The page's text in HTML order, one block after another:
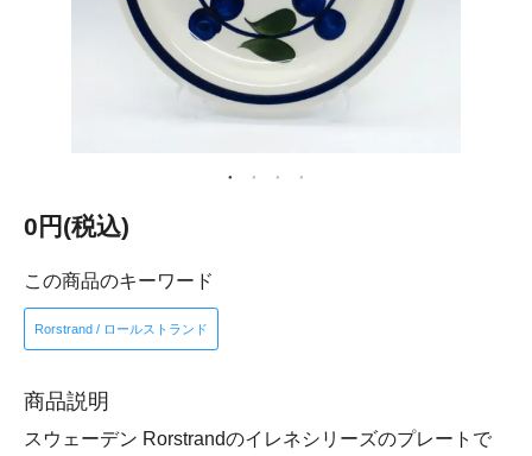
0円(税込)
この商品のキーワード
Rorstrand / ロールストランド
商品説明
スウェーデン Rorstrandのイレネシリーズのプレートで